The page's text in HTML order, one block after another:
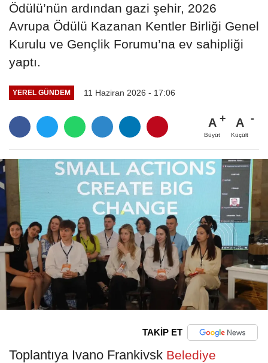
Ödülü’nün ardından gazi şehir, 2026
Avrupa Ödülü Kazanan Kentler Birliği Genel
Kurulu ve Gençlik Forumu’na ev sahipliği
yaptı.
YEREL GÜNDEM 11 Haziran 2026 - 17:06
A
Büyüt
A
Küçült
TAKİP ET
Toplantıya Ivano Frankivsk Belediye